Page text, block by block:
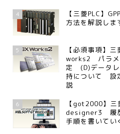
4
【三菱PLC】
方法を解説しま
5
【必須事項】
works2 パラメ
定 (D)データレ
持について 設
説
6
【got2000】
designer3 履
手順を書いて